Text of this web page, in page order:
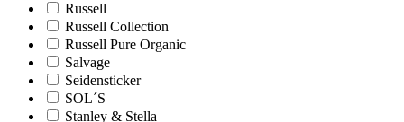
Russell
Russell Collection
Russell Pure Organic
Salvage
Seidensticker
SOL´S
Stanley & Stella